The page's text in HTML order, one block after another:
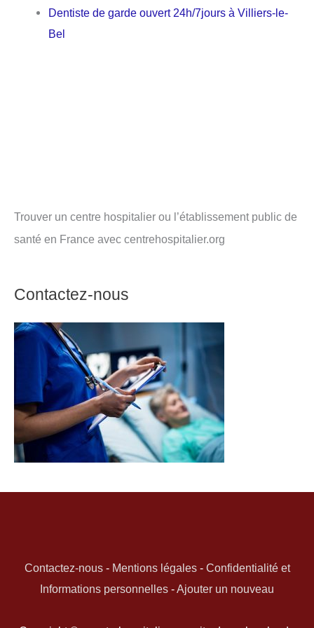
Dentiste de garde ouvert 24h/7jours à Villiers-le-
Bel
Trouver un centre hospitalier ou l’établissement public de
santé en France avec centrehospitalier.org
Contactez-nous
Contactez-nous- Mentions légales- Confidentialité et
Informations personnelles - Ajouter un nouveau